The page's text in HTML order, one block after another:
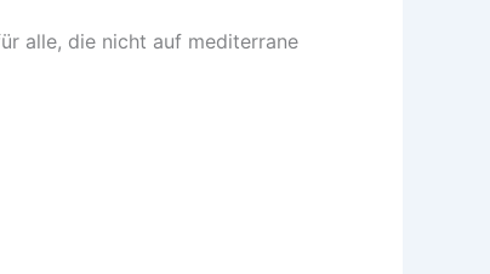
alle, die nicht auf mediterrane